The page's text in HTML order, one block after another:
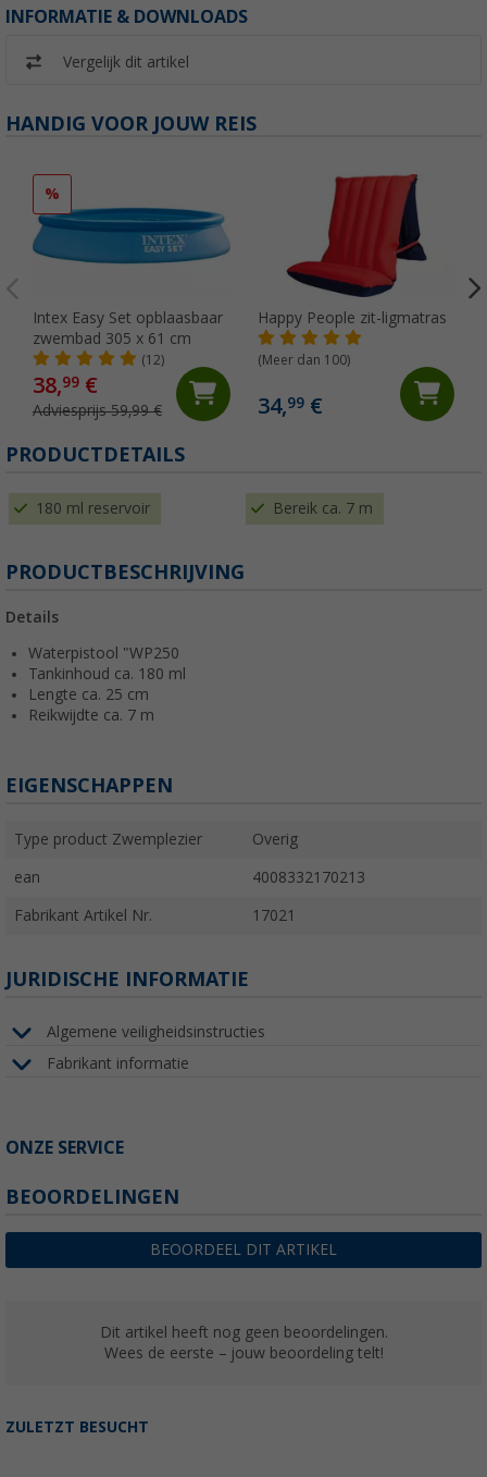
INFORMATIE & DOWNLOADS
Vergelijk dit artikel
HANDIG VOOR JOUW REIS
%
Intex Easy Set opblaasbaar
zwembad 305 x 61 cm
(12)
38,99 €
Adviesprijs 59,99 €
Happy People zit-ligmatras
(Meer dan 100)
34,99€
PRODUCTDETAILS
180 ml reservoir Bereik ca. 7 m
PRODUCTBESCHRIJVING
Details
Waterpistool "WP250
Tankinhoud ca. 180 ml
Lengte ca. 25 cm
Reikwijdte ca. 7 m
EIGENSCHAPPEN
Type product Zwemplezier Overig
ean 4008332170213
Fabrikant Artikel Nr. 17021
JURIDISCHE INFORMATIE
Algemene veiligheidsinstructies
Fabrikant informatie
ONZE SERVICE
BEOORDELINGEN
BEOORDEEL DIT ARTIKEL
Dit artikel heeft nog geen beoordelingen.
Wees de eerste – jouw beoordeling telt!
ZULETZT BESUCHT